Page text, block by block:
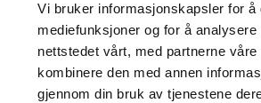
Vi bruker informasjonskapsler for
mediefunksjoner og for å
nettstedet vårt, med partnerne
kombinere den med annen
gjennom din bruk av tjenestene